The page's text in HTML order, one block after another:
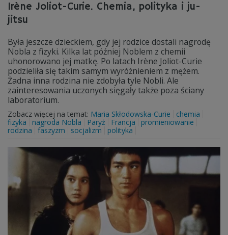
Irène Joliot-Curie. Chemia, polityka i ju-
jitsu
Była jeszcze dzieckiem, gdy jej rodzice dostali nagrodę
Nobla z fizyki. Kilka lat później Noblem z chemii
uhonorowano jej matkę. Po latach Irène Joliot-Curie
podzieliła się takim samym wyróżnieniem z mężem.
Żadna inna rodzina nie zdobyła tyle Nobli. Ale
zainteresowania uczonych sięgały także poza ściany
laboratorium.
Zobacz więcej na temat: Maria Skłodowska-Curie
chemia
fizyka
nagroda Nobla Paryż Francja
promieniowanie
rodzina
faszyzm socjalizm polityka